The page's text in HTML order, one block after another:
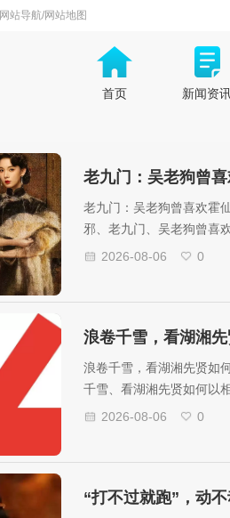
网站导航/网站地图
首页 新闻资
老九门：吴老狗曾
老九门：吴老狗曾喜欢霍
邪、老九门、吴老狗曾喜
2026-08-06
0
浪卷千雪，看湖湘
浪卷千雪，看湖湘先贤如
千雪、看湖湘先贤如何以
陶澍到黄兴》正在湖南卫
2026-08-06 0
“打不过就跑”，动